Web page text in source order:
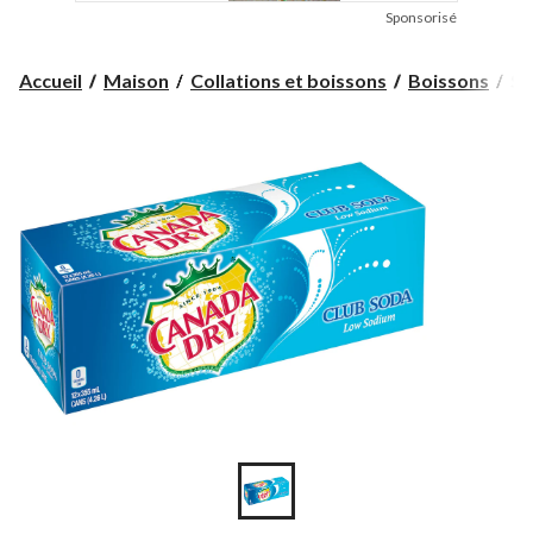
Sponsorisé
Accueil Maison Collations et boissons Boissons